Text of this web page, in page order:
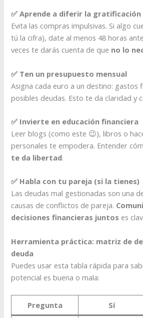
✅ Aprende a diferir la gratificación
Evita las compras impulsivas. Si algo
tú la cifra), date al menos 48 horas
veces te darás cuenta de que no lo
✅ Ten un presupuesto mensual
Asigna cada euro a un destino: gastos
posibles deudas. Esto te da claridad y
✅ Invierte en educación financiera
Leer blogs (como este 😉), libros o
personales te empodera. Entender
te da libertad.
✅ Habla con tu pareja (si la tienes)
Las deudas mal gestionadas son una
causas de conflictos de pareja.
decisiones financieras juntos es
Herramienta práctica: matriz de
deuda
Puedes usar esta tabla rápida para
potencial es buena o mala:
Pregunta Sí